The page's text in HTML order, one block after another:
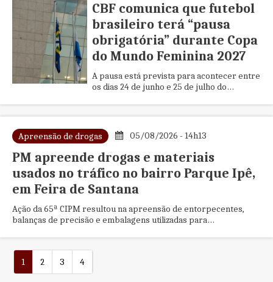
CBF comunica que futebol
brasileiro terá “pausa
obrigatória” durante Copa
do Mundo Feminina 2027
A pausa está prevista para acontecer entre
os dias 24 de junho e 25 de julho do
Apreensão de drogas 05/08/2026 - 14h13
PM apreende drogas e materiais
usados no tráfico no bairro Parque Ipê,
em Feira de Santana
Ação da 65ª CIPM resultou na apreensão de entorpecentes,
balanças de precisão e embalagens utilizadas para
1 2 3 4